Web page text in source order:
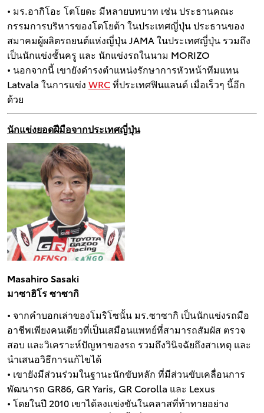
• มร.อากิโอะ โตโยดะ มีหลายบทบาท เช่น ประธานคณะ
กรรมการบริหารของโตโยต้า ในประเทศญี่ปุ่น ประธานของ
สมาคมผู้ผลิตรถยนต์แห่งญี่ปุ่น JAMA ในประเทศญี่ปุ่น รวมถึง
เป็นนักแข่งชั้นครู และ นักแข่งรถในนาม MORIZO
• นอกจากนี้ เขายังดำรงตำแหน่งรักษาการหัวหน้าทีมแทน
Latvala ในการแข่ง WRCที่ประเทศฟินแลนด์ เมื่อเร็วๆ นี้อีก
ด้วย
นักแข่งยอดฝีมือจากประเทศญี่ปุ่น
Masahiro Sasaki
มาซาฮิโร ซาซากิ
• จากคำบอกเล่าของโมริโซนั้น มร.ซาซากิ เป็นนักแข่งรถมือ
อาชีพเพียงคนเดียวที่เป็นเสมือนแพทย์ที่สามารถสัมผัส ตรวจ
สอบ และวิเคราะห์ปัญหาของรถ รวมถึงวินิจฉัยถึงสาเหตุ และ
นำเสนอวิธีการแก้ไขได้
• เขายังมีส่วนร่วมในฐานะนักขับหลัก ที่มีส่วนขับเคลื่อนการ
พัฒนารถ GR86, GR Yaris, GR Corolla และ Lexus
• โดยในปี 2010 เขาได้ลงแข่งขันในคลาสที่ท้าทายอย่าง